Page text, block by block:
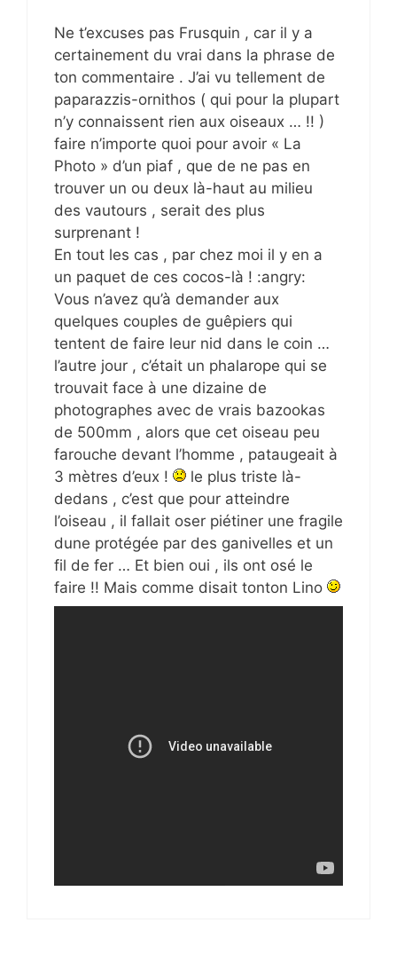
Ne t’excuses pas Frusquin , car il y a
certainement du vrai dans la phrase de
ton commentaire . J’ai vu tellement de
paparazzis-ornithos ( qui pour la plupart
n’y connaissent rien aux oiseaux … !! )
faire n’importe quoi pour avoir « La
Photo » d’un piaf , que de ne pas en
trouver un ou deux là-haut au milieu
des vautours , serait des plus
surprenant !
En tout les cas , par chez moi il y en a
un paquet de ces cocos-là ! :angry:
Vous n’avez qu’à demander aux
quelques couples de guêpiers qui
tentent de faire leur nid dans le coin …
l’autre jour , c’était un phalarope qui se
trouvait face à une dizaine de
photographes avec de vrais bazookas
de 500mm , alors que cet oiseau peu
farouche devant l’homme , pataugeait à
3 mètres d’eux !
le plus triste là-
dedans , c’est que pour atteindre
l’oiseau , il fallait oser piétiner une fragile
dune protégée par des ganivelles et un
fil de fer … Et bien oui , ils ont osé le
faire !! Mais comme disait tonton Lino